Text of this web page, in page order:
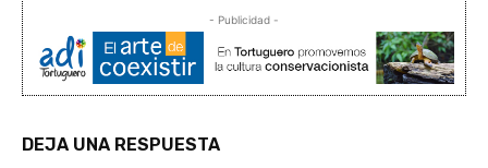
- Publicidad -
DEJA UNA RESPUESTA